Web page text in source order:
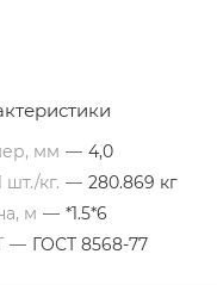
мм — 4,0
шт./кг. — 280.869 кг
м — *1.5*6
— ГОСТ 8568-77